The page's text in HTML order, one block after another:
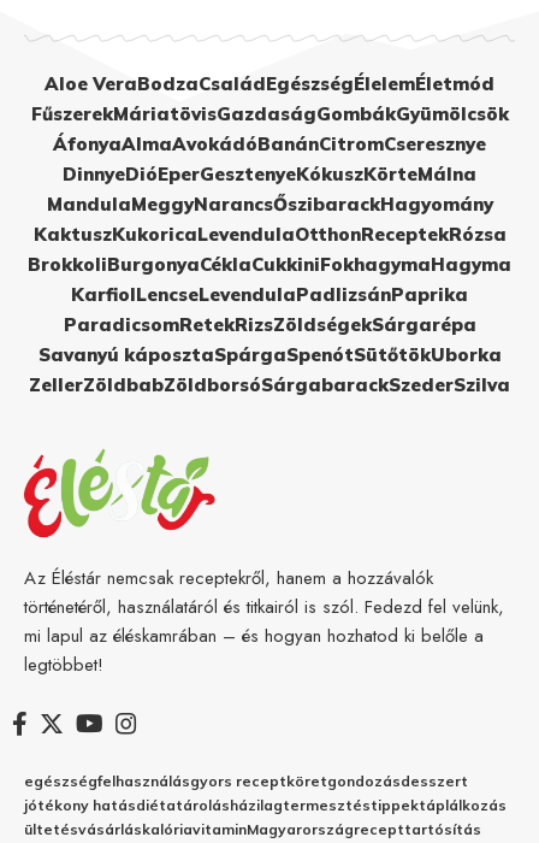
Aloe VeraBodzaCsaládEgészségÉlelemÉletmód
FűszerekMáriatövisGazdaságGombákGyümölcsök
ÁfonyaAlmaAvokádóBanánCitromCseresznye
DinnyeDióEperGesztenyeKókuszKörteMálna
MandulaMeggyNarancsŐszibarackHagyomány
KaktuszKukoricaLevendulaOtthonReceptekRózsa
BrokkoliBurgonyaCéklaCukkiniFokhagymaHagyma
KarfiolLencseLevendulaPadlizsánPaprika
ParadicsomRetekRizsZöldségekSárgarépa
Savanyú káposztaSpárgaSpenótSütőtökUborka
ZellerZöldbabZöldborsóSárgabarackSzederSzilva
Az Éléstár nemcsak receptekről, hanem a hozzávalók
történetéről, használatáról és titkairól is szól. Fedezd fel velünk,
mi lapul az éléskamrában – és hogyan hozhatod ki belőle a
legtöbbet!
egészségfelhasználásgyors receptköretgondozásdesszert
jótékony hatásdiétatárolásházilagtermesztéstippektáplálkozás
ültetésvásárláskalóriavitaminMagyarországrecepttartósítás